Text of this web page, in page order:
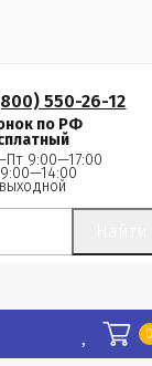
550-26-12
по РФ
9:00—17:00